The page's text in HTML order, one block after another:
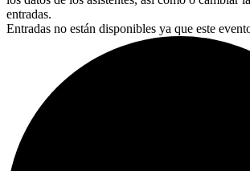
entradas.
Entradas no están disponibles ya que este